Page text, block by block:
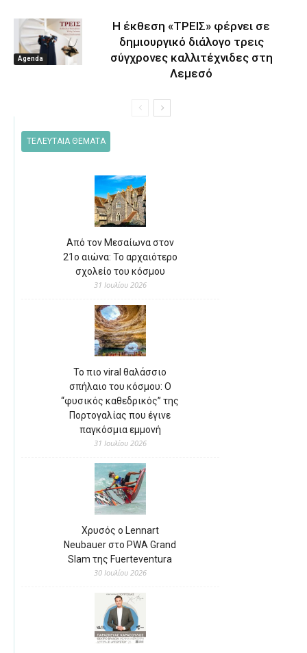
Agenda
Η έκθεση «ΤΡΕΙΣ» φέρνει σε
δημιουργικό διάλογο τρεις
σύγχρονες καλλιτέχνιδες στη
Λεμεσό
ΤΕΛΕΥΤΑΙΑ ΘΕΜΑΤΑ
Από τον Μεσαίωνα στον
21ο αιώνα: Το αρχαιότερο
σχολείο του κόσμου
31 Ιουλίου 2026
Το πιο viral θαλάσσιο
σπήλαιο του κόσμου: Ο
“φυσικός καθεδρικός” της
Πορτογαλίας που έγινε
παγκόσμια εμμονή
31 Ιουλίου 2026
Χρυσός ο Lennart
Neubauer στο PWA Grand
Slam της Fuerteventura
30 Ιουλίου 2026